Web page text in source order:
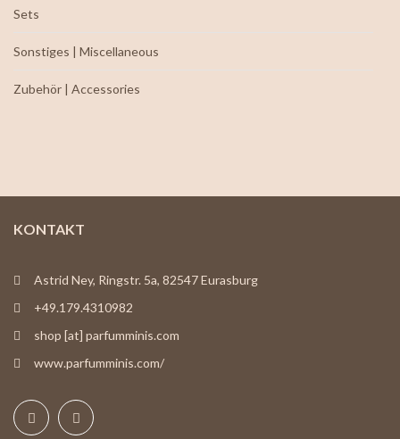
Sets
Sonstiges | Miscellaneous
Zubehör | Accessories
KONTAKT
Astrid Ney, Ringstr. 5a, 82547 Eurasburg
+49.179.4310982
shop [at] parfumminis.com
www.parfumminis.com/